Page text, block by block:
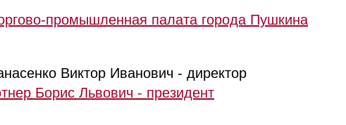
промышленная палата города Пушкина
Виктор Иванович - директор
Борис Львович - президент